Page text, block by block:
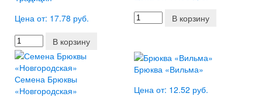
Цена от: 17.78 руб.
В корзину
В корзину
Семена Брюквы
«Новгородская»
Брюква «Вильма»
Цена от: 12.52 руб.